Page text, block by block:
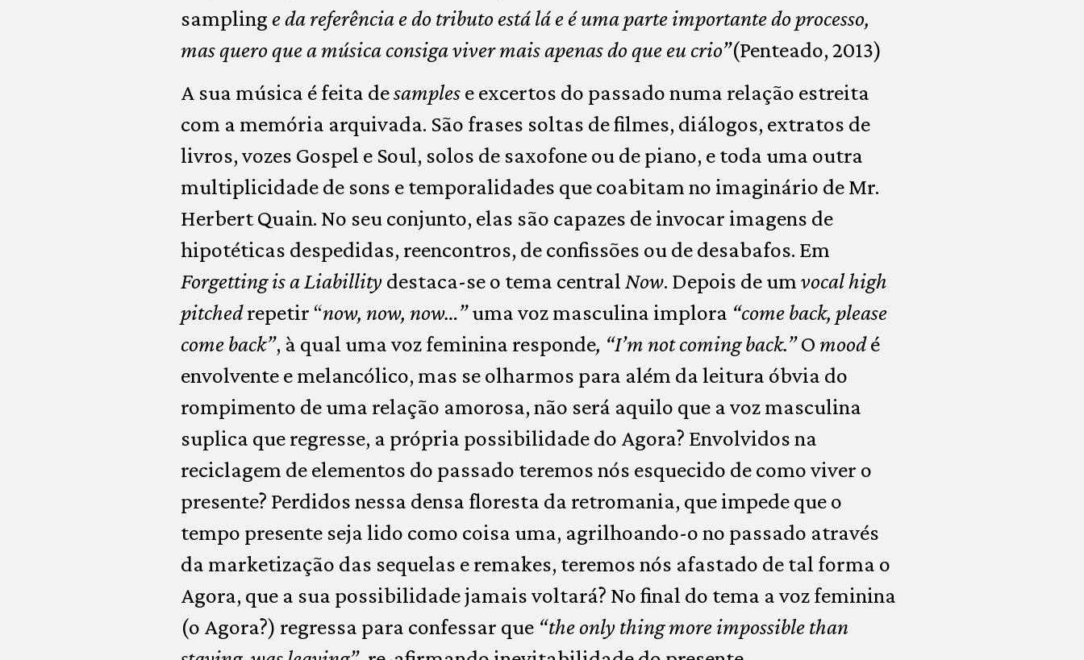
sampling e da referência e do tributo está lá e é uma parte importante do processo,
mas quero que a música consiga viver mais apenas do que eu crio”(Penteado, 2013)
A sua música é feita desamplese excertos do passado numa relação estreita
com a memória arquivada. São frases soltas de filmes, diálogos, extratos de
livros, vozes Gospel e Soul, solos de saxofone ou de piano, e toda uma outra
multiplicidade de sons e temporalidades que coabitam no imaginário de Mr.
Herbert Quain. No seu conjunto, elas são capazes de invocar imagens de
hipotéticas despedidas, reencontros, de confissões ou de desabafos. Em
Forgetting is a Liabillity destaca-se o tema central Now. Depois de umvocalhigh
pitchedrepetir “now, now, now…”uma voz masculina implora “come back, please
come back”, à qual uma voz feminina responde, “I’m not coming back.”Omoodé
envolvente e melancólico, mas se olharmos para além da leitura óbvia do
rompimento de uma relação amorosa, não será aquilo que a voz masculina
suplica que regresse, a própria possibilidade do Agora? Envolvidos na
reciclagem de elementos do passado teremos nós esquecido de como viver o
presente? Perdidos nessa densa floresta da retromania, que impede que o
tempo presente seja lido como coisa uma, agrilhoando-o no passado através
da marketização das sequelas e remakes, teremos nós afastado de tal forma o
Agora, que a sua possibilidade jamais voltará? No final do tema a voz feminina
(o Agora?) regressa para confessar que “the only thing more impossible than